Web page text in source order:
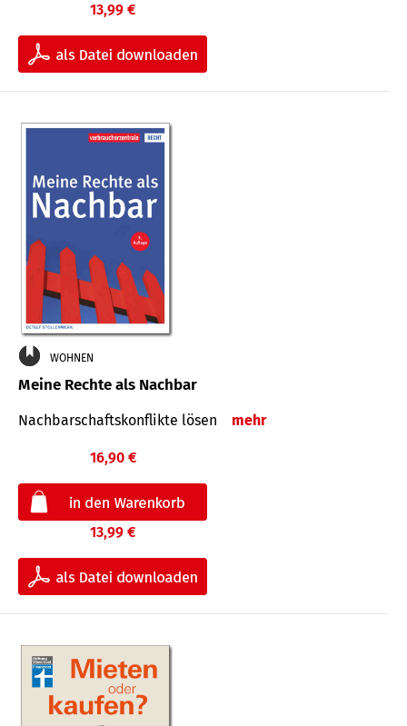
13,99 €
WOHNEN
Meine Rechte als Nachbar
Nach­bar­schafts­konflikte lösen mehr
16,90 €
13,99 €